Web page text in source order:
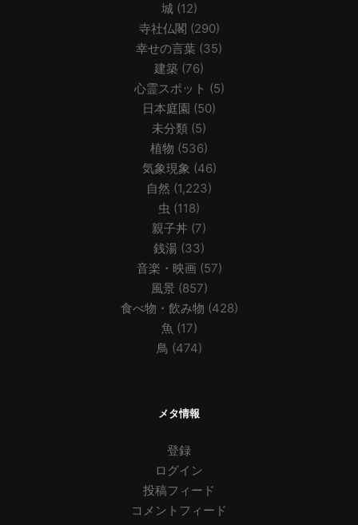
城(12)
寺社仏閣 (290)
幸せの言葉 (35)
建築 (76)
心霊スポット (5)
日本庭園 (50)
未分類 (5)
植物 (536)
気象現象 (46)
自然 (1,223)
虫 (118)
親子丼 (7)
銭湯 (33)
音楽・映画 (57)
風景(857)
食べ物・飲み物 (428)
魚 (17)
鳥 (474)
メタ情報
登録
ログイン
投稿フィード
コメントフィード